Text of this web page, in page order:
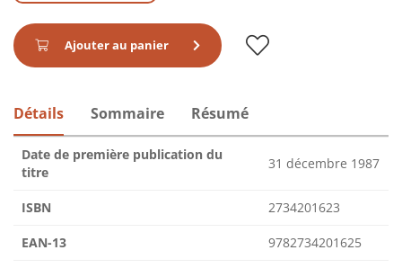
Ajouter au panier
Détails Sommaire Résumé
Date de première publication du
titre
31 décembre 1987
ISBN 2734201623
EAN-13 9782734201625